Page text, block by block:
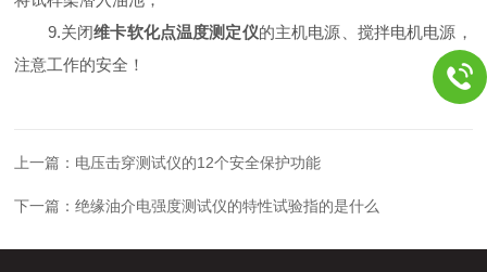
9.关闭维卡软化点温度测定仪的主机电源、搅拌电机电源，
注意工作的安全！
上一篇： 电压击穿测试仪的12个安全保护功能
下一篇：绝缘油介电强度测试仪的特性试验指的是什么